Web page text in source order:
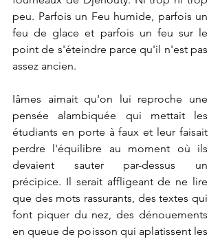
peu. Parfois un Feu humide, parfois un
feu de glace et parfois un feu sur le
point de s'éteindre parce qu'il n'est pas
assez ancien.
Iâmes aimait qu'on lui reproche une
pensée alambiquée qui mettait les
étudiants en porte à faux et leur faisait
perdre l'équilibre au moment où ils
devaient sauter par-dessus un
précipice. Il serait affligeant de ne lire
que des mots rassurants, des textes qui
font piquer du nez, des dénouements
en queue de poisson qui aplatissent les